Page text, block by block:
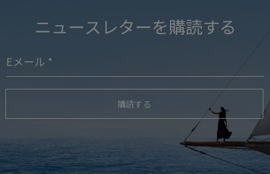
ニュースレターを購読する
購読する